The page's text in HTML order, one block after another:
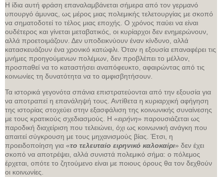
Η ίδια αυτή φράση επαναλαμβάνεται σήμερα από τον γερμανό
υπουργό άμυνας, ως μέρος μιας πολεμικής τελετουργίας με σκοπό
να σηματοδοτεί το τέλος μιας εποχής. Ο χρόνος παύει να είναι
ουδέτερος και γίνεται μεταβατικός, οι κυρίαρχοι δεν ενημερώνουν,
αλλά προετοιμάζουν. Δεν υποδεικνύουν έναν κίνδυνο, αλλά
κατασκευάζουν ένα χρονικό κατώφλι. Όταν η εξουσία επαναφέρει τις
μνήμες προηγούμενων πολέμων, δεν προβλέπει το μέλλον,
προσπαθεί να το καταστήσει αναπόφευκτο, αφαιρώντας από τις
κοινωνίες τη δυνατότητα να το αμφισβητήσουν.
Τα ιστορικά γεγονότα σπάνια επιστρατεύονται από την εξουσία για
να αποτραπεί η επανάληψή τους. Αντίθετα η κυριαρχική αφήγηση
της ιστορίας στοχεύει στην εξασφάλιση της κοινωνικής συναίνεσης
με τους κρατικούς σχεδιασμούς. Η «ειρήνη» παρουσιάζεται ως
παροδική διαχείριση που τελειώνει, όχι ως κοινωνική ανάγκη που
απαιτεί σύγκρουση με τους μηχανισμούς βίας. Έτσι, η
προειδοποίηση για «το τελευταίο ειρηνικό καλοκαίρι» δεν έχει
σκοπό να αποτρέψει, αλλά συνιστά πολεμικό σήμα: ο πόλεμος
έρχεται, οπότε το ζητούμενο είναι με ποιους όρους θα τον δεχθούν
οι κοινωνίες.